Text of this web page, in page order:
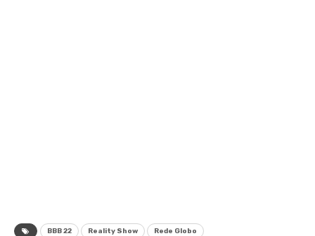
BBB 22 Reality Show Rede Globo